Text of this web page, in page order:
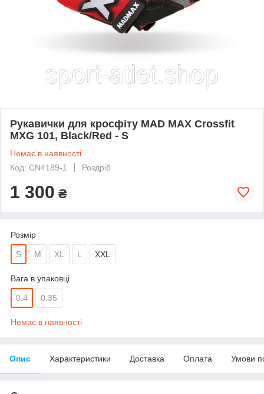
Рукавички для кросфіту MAD MAX Crossfit
MXG 101, Black/Red - S
Немає в наявності
Код: CN4189-1
Роздріб
1 300 ₴
Розмір
S M XL L XXL
Вага в упаковці
0.4 0.35
Немає в наявності
Опис Характеристики Доставка Оплата Умови